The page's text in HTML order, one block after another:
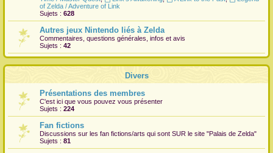
of Zelda / Adventure of Link
Sujets : 628
Autres jeux Nintendo liés à Zelda
Commentaires, questions générales, infos et avis
Sujets : 42
Divers
Présentations des membres
C'est ici que vous pouvez vous présenter
Sujets : 224
Fan fictions
Discussions sur les fan fictions/arts qui sont SUR le site "Palais de Zelda"
Sujets : 81